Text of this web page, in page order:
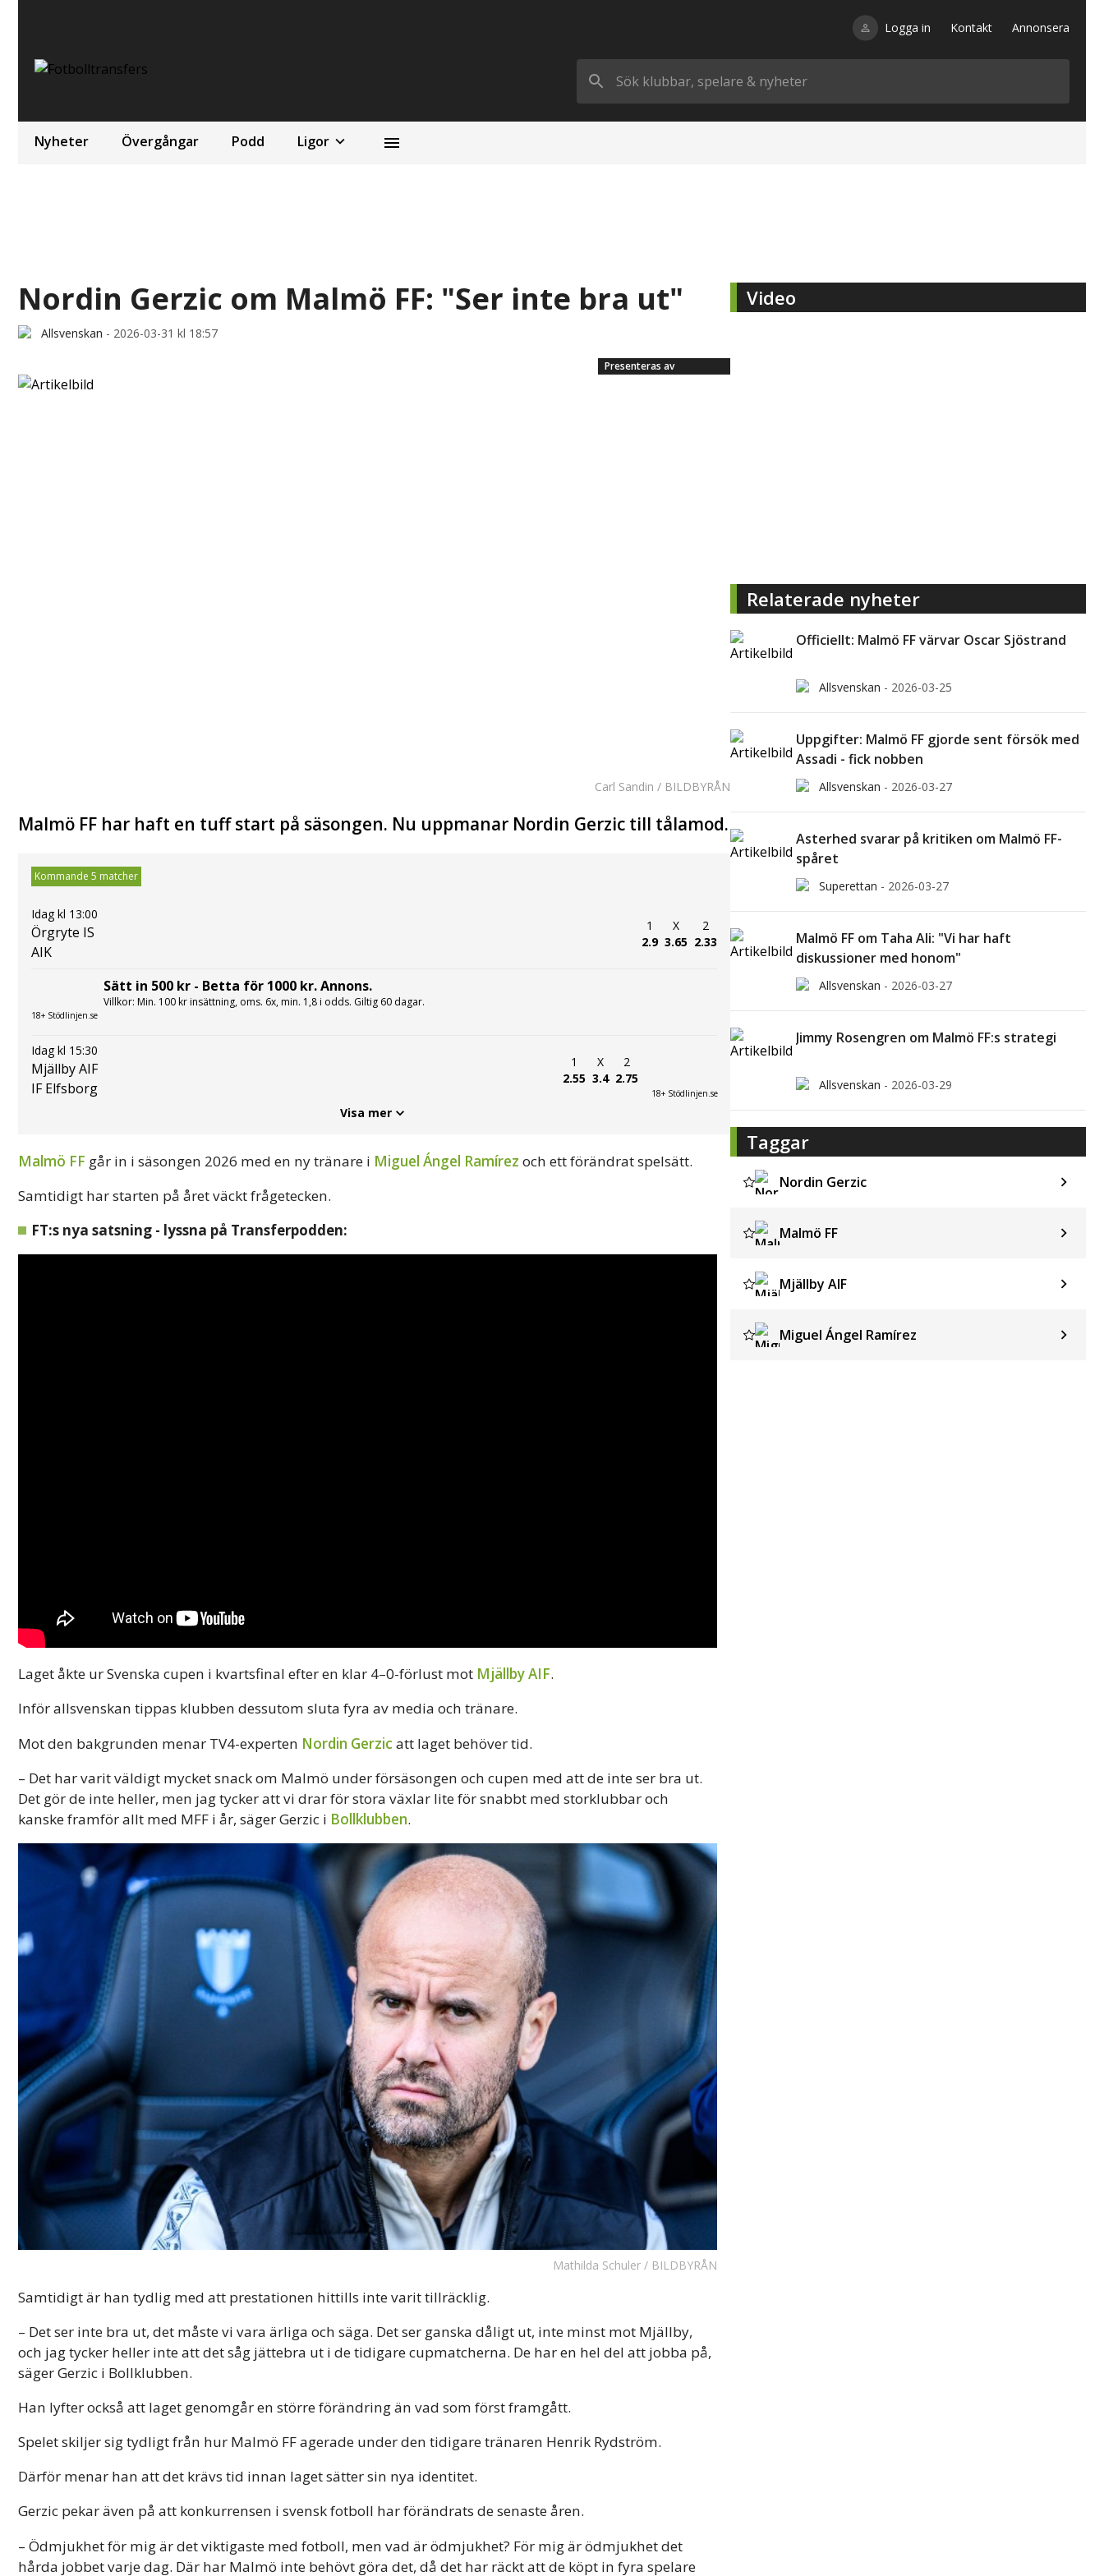
Logga in Kontakt Annonsera
Nyheter Övergångar Podd Ligor
Nordin Gerzic om Malmö FF: "Ser inte bra ut"
Allsvenskan - 2026-03-31 kl 18:57
Presenteras av
Carl Sandin / BILDBYRÅN
Malmö FF har haft en tuff start på säsongen. Nu uppmanar Nordin Gerzic till tålamod.
Kommande 5 matcher
Idag kl 13:00
Örgryte IS
AIK
1
2.9
X
3.65
2
2.33
18+ Stödlinjen.se
Sätt in 500 kr - Betta för 1000 kr. Annons.
Villkor: Min. 100 kr insättning, oms. 6x, min. 1,8 i odds. Giltig 60 dagar.
Idag kl 15:30
Mjällby AIF
IF Elfsborg
1
2.55
X
3.4
2
2.75
18+ Stödlinjen.se
Visa mer
Malmö FF går in i säsongen 2026 med en ny tränare i Miguel Ángel Ramírez och ett förändrat spelsätt.
Samtidigt har starten på året väckt frågetecken.
FT:s nya satsning - lyssna på Transferpodden:
Laget åkte ur Svenska cupen i kvartsfinal efter en klar 4–0-förlust mot Mjällby AIF.
Inför allsvenskan tippas klubben dessutom sluta fyra av media och tränare.
Mot den bakgrunden menar TV4-experten Nordin Gerzic att laget behöver tid.
– Det har varit väldigt mycket snack om Malmö under försäsongen och cupen med att de inte ser bra ut.
Det gör de inte heller, men jag tycker att vi drar för stora växlar lite för snabbt med storklubbar och
kanske framför allt med MFF i år, säger Gerzic i Bollklubben.
Mathilda Schuler / BILDBYRÅN
Samtidigt är han tydlig med att prestationen hittills inte varit tillräcklig.
– Det ser inte bra ut, det måste vi vara ärliga och säga. Det ser ganska dåligt ut, inte minst mot Mjällby,
och jag tycker heller inte att det såg jättebra ut i de tidigare cupmatcherna. De har en hel del att jobba på,
säger Gerzic i Bollklubben.
Han lyfter också att laget genomgår en större förändring än vad som först framgått.
Spelet skiljer sig tydligt från hur Malmö FF agerade under den tidigare tränaren Henrik Rydström.
Därför menar han att det krävs tid innan laget sätter sin nya identitet.
Gerzic pekar även på att konkurrensen i svensk fotboll har förändrats de senaste åren.
– Ödmjukhet för mig är det viktigaste med fotboll, men vad är ödmjukhet? För mig är ödmjukhet det
hårda jobbet varje dag. Där har Malmö inte behövt göra det, då det har räckt att de köpt in fyra spelare
Video
Relaterade nyheter
Officiellt: Malmö FF värvar Oscar Sjöstrand
Allsvenskan - 2026-03-25
Uppgifter: Malmö FF gjorde sent försök med
Assadi - fick nobben
Allsvenskan - 2026-03-27
Asterhed svarar på kritiken om Malmö FF-
spåret
Superettan - 2026-03-27
Malmö FF om Taha Ali: "Vi har haft
diskussioner med honom"
Allsvenskan - 2026-03-27
Jimmy Rosengren om Malmö FF:s strategi
Allsvenskan - 2026-03-29
Taggar
Nordin Gerzic
Malmö FF
Mjällby AIF
Miguel Ángel Ramírez